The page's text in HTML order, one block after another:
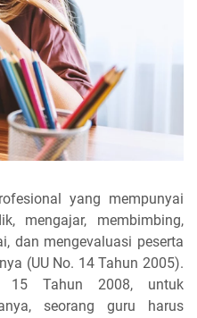
yang mempunyai
mengajar, membimbing,
dan mengevaluasi peserta
(UU No. 14 Tahun 2005).
15 Tahun 2008, untuk
seorang guru harus